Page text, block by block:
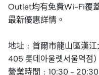
Outlet均有免費Wi-Fi覆
最新優惠詳情。
地址﹕首爾市龍山區漢江
405 롯데아울렛서울역점）
營業時間﹕10:30 -